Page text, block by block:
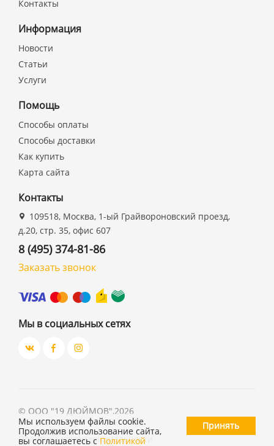
Контакты
Информация
Новости
Статьи
Услуги
Помощь
Способы оплаты
Способы доставки
Как купить
Карта сайта
Контакты
109518, Москва, 1-ый Грайвороновский проезд,
д.20, стр. 35, офис 607
8 (495) 374-81-86
Заказать звонок
Мы в социальных сетях
© ООО "19 ДЮЙМОВ",2026
Политика конфиденциальности
Мы используем файлы cookie.
Продолжив использование сайта,
вы соглашаетесь с Политикой
Принять